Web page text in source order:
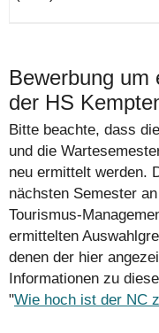
Bewerbung um
der HS
Bitte beachte, dass
und die
neu ermittelt werden.
nächsten Semester
Tourismus-
ermittelten
denen der hier
Informationen zu
"Wie hoch ist der NC